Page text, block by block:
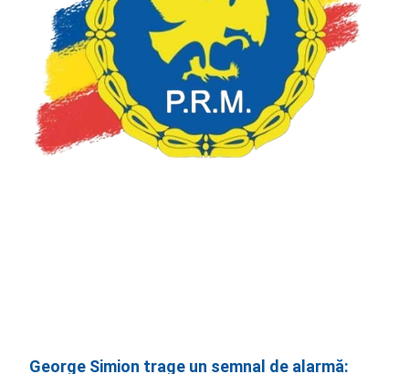
George Simion trage un semnal de alarmă: